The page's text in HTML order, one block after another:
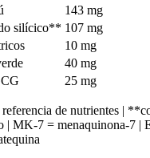
143 mg
silícico** 107 mg
10 mg
40 mg
25 mg
de nutrientes |
| MK-7 = menaquinona-7 |